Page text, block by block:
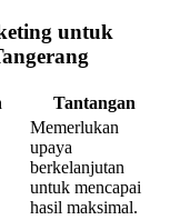
untuk
Tantangan
Memerlukan
upaya
berkelanjutan
untuk mencapai
hasil maksimal.